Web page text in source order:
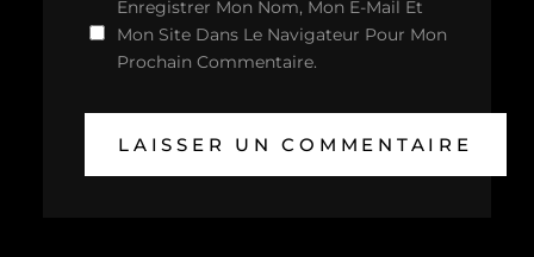
Enregistrer Mon Nom, Mon E-Mail Et
Mon Site Dans Le Navigateur Pour Mon
Prochain Commentaire.